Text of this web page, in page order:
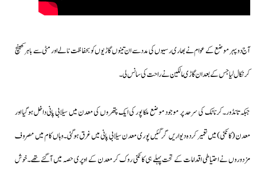
آج دوپہر موضع کے عوام نے بھاری رسیوں کی مدد سے ان تینوں گاڑیوں کو بحفاظت نالے اور مٹی سے باہر کھینچ
کر نکال لیا جس کےبعد ان گاڑی مالکین نے راحت کی سانس لی۔
جبکہ تانڈور۔کرناٹک کی سرحد پر موجود موضع ملکا پور کی ایک پتھروں کی معدن میں سیلابی پانی داخل ہوگیا اور
معدن (کانکنی) میں تعمیر کردہ دیواریں گرگئیں پوری معدن سیلابی پانی میں غرق ہوگئی۔وہاں کام میں مصروف
مزدوروں نے احتیاطی اقدامات کے تحت پہلے ہی کانکنی روک کر معدن کے اوپری حصہ میں آگئے تھے۔خوش